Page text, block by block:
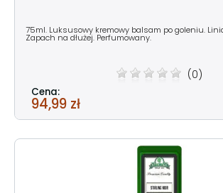
75ml. Luksusowy kremowy balsam po goleniu.
Zapach na dłużej. Perfumowany.
(0)
Cena:
94,99 zł